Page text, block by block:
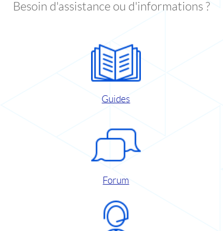
Besoin d'assistance ou d'informations ?
Guides
Forum